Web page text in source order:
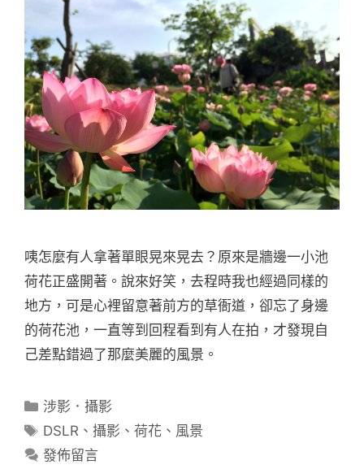
咦怎麼有人拿著單眼晃來晃去？原來是牆邊一小池
荷花正盛開著。說來好笑，去程時我也經過同樣的
地方，可是心裡留意著前方的草衙道，卻忘了身邊
的荷花池，一直等到回程看到有人在拍，才發現自
己差點錯過了那麼美麗的風景。
分
類
涉影．攝影
標
籤
DSLR 、攝影 、荷花 、 風景
發佈留言